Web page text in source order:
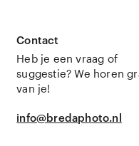
Contact
Heb je een vraag of
suggestie? We horen
van je!
info@bredaphoto.nl